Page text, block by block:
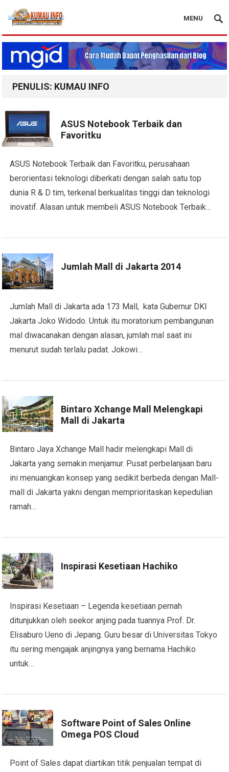
Blog Kumau Info
MENU
PENULIS: KUMAU INFO
ASUS Notebook Terbaik dan
Favoritku
ASUS Notebook Terbaik dan Favoritku, perusahaan
berorientasi teknologi diberkati dengan salah satu top
dunia R & D tim, terkenal berkualitas tinggi dan teknologi
inovatif. Alasan untuk membeli ASUS Notebook Terbaik…
Jumlah Mall di Jakarta 2014
Jumlah Mall di Jakarta ada 173 Mall, kata Gubernur DKI
Jakarta Joko Widodo. Untuk itu moratorium pembangunan
mal diwacanakan dengan alasan, jumlah mal saat ini
menurut sudah terlalu padat. Jokowi…
Bintaro Xchange Mall Melengkapi
Mall di Jakarta
Bintaro Jaya Xchange Mall hadir melengkapi Mall di
Jakarta yang semakin menjamur. Pusat perbelanjaan baru
ini menuangkan konsep yang sedikit berbeda dengan Mall-
mall di Jakarta yakni dengan memprioritaskan kepedulian
ramah…
Inspirasi Kesetiaan Hachiko
Inspirasi Kesetiaan – Legenda kesetiaan pernah
ditunjukkan oleh seekor anjing pada tuannya Prof. Dr.
Elisaburo Ueno di Jepang. Guru besar di Universitas Tokyo
itu sering mengajak anjingnya yang bernama Hachiko
untuk…
Software Point of Sales Online
Omega POS Cloud
Point of Sales dapat diartikan titik penjualan tempat di